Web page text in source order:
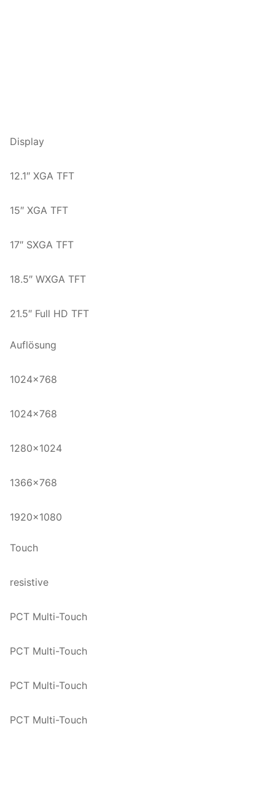
Display
12.1″ XGA TFT
15″ XGA TFT
17″ SXGA TFT
18.5″ WXGA TFT
21.5″ Full HD TFT
Auflösung
1024×768
1024×768
1280×1024
1366×768
1920×1080
Touch
resistive
PCT Multi-Touch
PCT Multi-Touch
PCT Multi-Touch
PCT Multi-Touch